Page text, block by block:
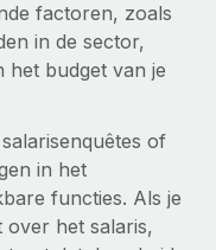
factoren, zoals
in de sector,
het budget van je
of
in het
functies. Als je
het salaris,